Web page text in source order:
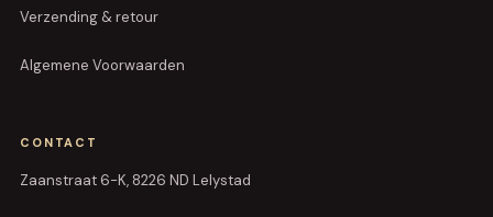
Verzending & retour
Algemene Voorwaarden
CONTACT
Zaanstraat 6-K, 8226 ND Lelystad